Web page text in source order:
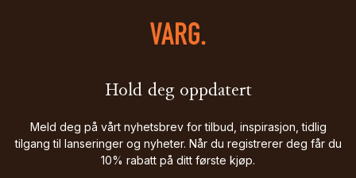
Hold deg oppdatert
Meld deg på vårt nyhetsbrev for tilbud, inspirasjon, tidlig
tilgang til lanseringer og nyheter. Når du registrerer deg får du
10% rabatt på ditt første kjøp.